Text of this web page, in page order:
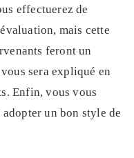
effectuerez de
mais cette
feront un
sera expliqué en
Enfin, vous vous
un bon style de